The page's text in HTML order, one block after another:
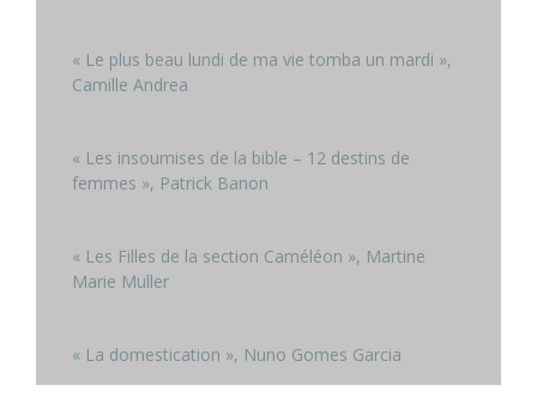
« Le plus beau lundi de ma vie tomba un mardi »,
Camille Andrea
« Les insoumises de la bible – 12 destins de
femmes », Patrick Banon
« Les Filles de la section Caméléon », Martine
Marie Muller
« La domestication », Nuno Gomes Garcia